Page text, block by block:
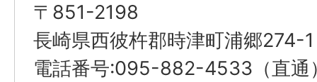
〒851-2198
長崎県西彼杵郡時津町浦郷274-1
電話番号:095-882-4533（直通